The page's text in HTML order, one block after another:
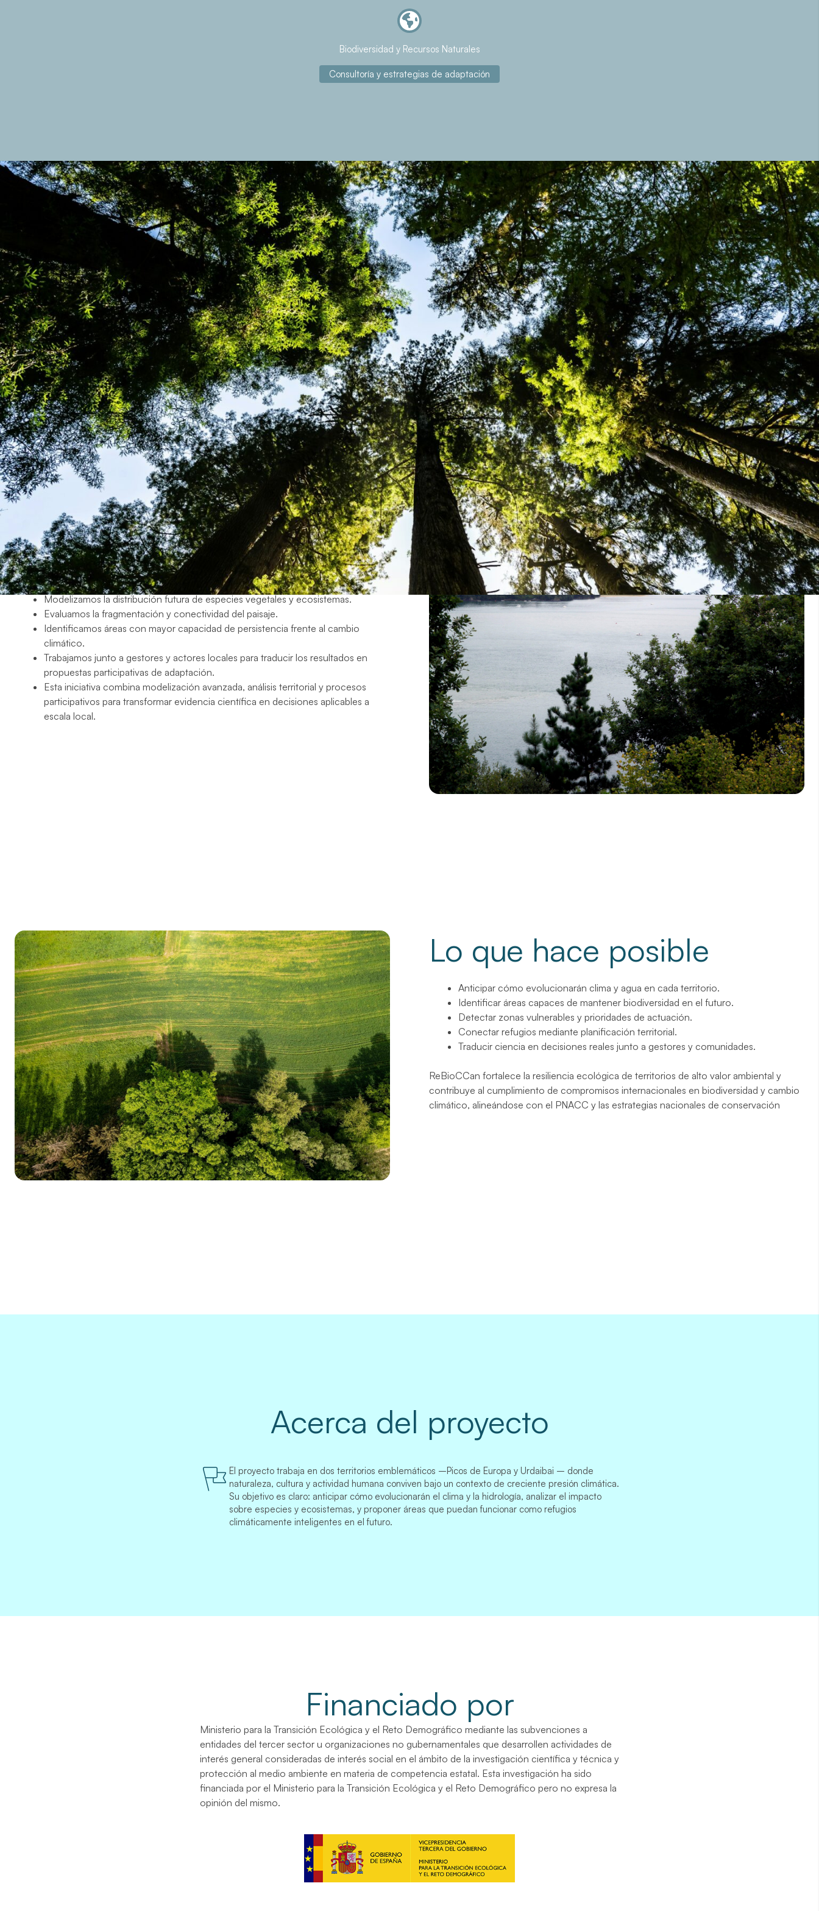
Biodiversidad y Recursos Naturales
Consultoría y estrategias de adaptación
Sobre el proyecto
ReBioCCan busca desarrollar propuestas participativas de refugios de biodiversidad resilientes al
cambio climático en Reservas de la Biosfera de la Cornisa Cantábrica, incluyendo espacios del
dominio público marítimo-terrestre.
El marco de ReBioCCan
Generamos escenarios climáticos locales de alta resolución basados en CMIP6.
Analizamos la evolución futura del balance hídrico y la disponibilidad de recursos.
Modelizamos la distribución futura de especies vegetales y ecosistemas.
Evaluamos la fragmentación y conectividad del paisaje.
Identificamos áreas con mayor capacidad de persistencia frente al cambio
climático.
Trabajamos junto a gestores y actores locales para traducir los resultados en
propuestas participativas de adaptación.
Esta iniciativa combina modelización avanzada, análisis territorial y procesos
participativos para transformar evidencia científica en decisiones aplicables a
escala local.
Lo que hace posible
Anticipar cómo evolucionarán clima y agua en cada territorio.
Identificar áreas capaces de mantener biodiversidad en el futuro.
Detectar zonas vulnerables y prioridades de actuación.
Conectar refugios mediante planificación territorial.
Traducir ciencia en decisiones reales junto a gestores y comunidades.
ReBioCCan fortalece la resiliencia ecológica de territorios de alto valor ambiental y
contribuye al cumplimiento de compromisos internacionales en biodiversidad y cambio
climático, alineándose con el PNACC y las estrategias nacionales de conservación
Acerca del proyecto
El proyecto trabaja en dos territorios emblemáticos –Picos de Europa y Urdaibai – donde
naturaleza, cultura y actividad humana conviven bajo un contexto de creciente presión climática.
Su objetivo es claro: anticipar cómo evolucionarán el clima y la hidrología, analizar el impacto
sobre especies y ecosistemas, y proponer áreas que puedan funcionar como refugios
climáticamente inteligentes en el futuro.
Financiado por
Ministerio para la Transición Ecológica y el Reto Demográfico mediante las subvenciones a
entidades del tercer sector u organizaciones no gubernamentales que desarrollen actividades de
interés general consideradas de interés social en el ámbito de la investigación científica y técnica y
protección al medio ambiente en materia de competencia estatal. Esta investigación ha sido
financiada por el Ministerio para la Transición Ecológica y el Reto Demográfico pero no expresa la
opinión del mismo.